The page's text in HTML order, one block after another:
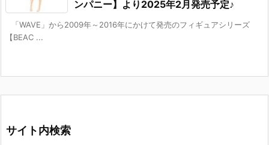
ンパニー】より2025年2月発売予定♪
「WAVE」から2009年～2016年にかけて発売のフィギュアシリーズ
【BEAC ...
サイト内検索